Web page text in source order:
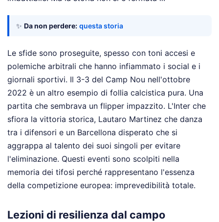
✨ Da non perdere: questa storia
Le sfide sono proseguite, spesso con toni accesi e
polemiche arbitrali che hanno infiammato i social e i
giornali sportivi. Il 3-3 del Camp Nou nell'ottobre
2022 è un altro esempio di follia calcistica pura. Una
partita che sembrava un flipper impazzito. L'Inter che
sfiora la vittoria storica, Lautaro Martinez che danza
tra i difensori e un Barcellona disperato che si
aggrappa al talento dei suoi singoli per evitare
l'eliminazione. Questi eventi sono scolpiti nella
memoria dei tifosi perché rappresentano l'essenza
della competizione europea: imprevedibilità totale.
Lezioni di resilienza dal campo